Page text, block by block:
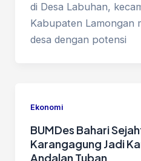
di Desa Labuhan,
Kabupaten Lamongan
desa dengan potensi
Ekonomi
BUMDes Bahari
Karangagung Jadi
Andalan Tuban